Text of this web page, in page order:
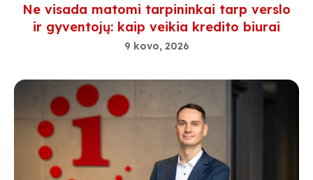
Ne visada matomi tarpininkai tarp verslo
ir gyventojų: kaip veikia kredito biurai
9 kovo, 2026